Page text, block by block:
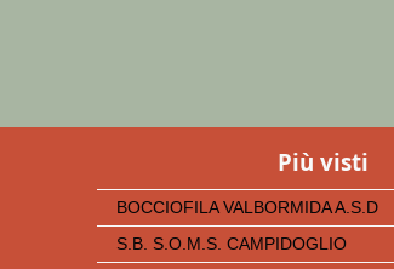
Più visti
BOCCIOFILA VALBORMIDA A.S.D
S.B. S.O.M.S. CAMPIDOGLIO